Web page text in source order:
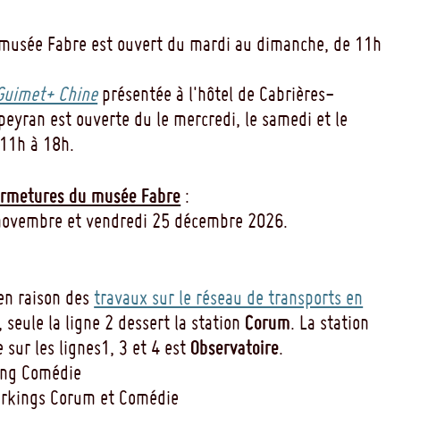
Fabre est ouvert du mardi au dimanche, de 11h
Chineprésentée à l'hôtel de Cabrières-
est ouverte du le mercredi, le samedi et le
à 18h.
du musée Fabre :
et vendredi 25 décembre 2026.
raison destravaux sur le réseau de transports en
, seule la ligne 2 dessert la station Corum. La station
sur les lignes1, 3 et 4 est Observatoire.
Comédie
Corum et Comédie